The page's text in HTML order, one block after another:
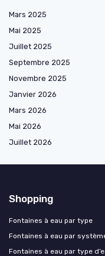
Mars 2025
Mai 2025
Juillet 2025
Septembre 2025
Novembre 2025
Janvier 2026
Mars 2026
Mai 2026
Juillet 2026
Shopping
Fontaines à eau par type
Fontaines à eau par
Fontaines à eau par type